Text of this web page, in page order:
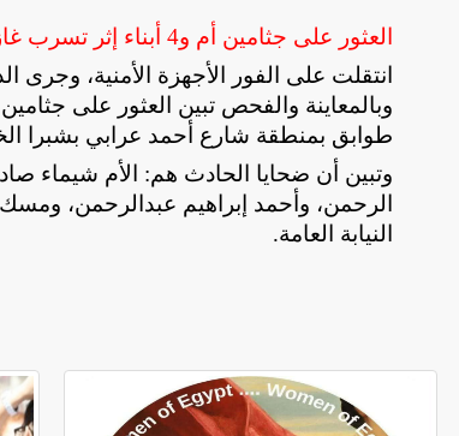
العثور على جثامين أم و4 أبناء إثر تسرب غاز بشقتهم بالطابق الثالث
انتقلت على الفور الأجهزة الأمنية،
طوابق بمنطقة شارع أحمد عرابي بشبرا
الرحمن، وأحمد إبراهيم عبدالرحمن،
النيابة العامة.